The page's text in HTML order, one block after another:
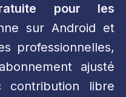
pour les
sur Android et
professionnelles,
ajusté
contribution libre